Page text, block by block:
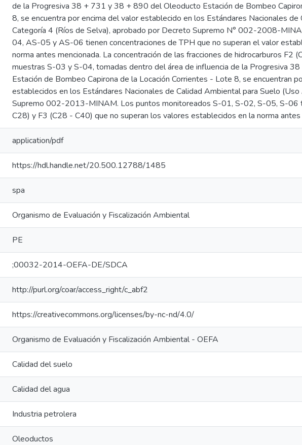
de la Progresiva 38 + 731 y 38 + 890 del Oleoducto Estación de Bombeo
8, se encuentra por encima del valor establecido en los Estándares Nacionales de
Categoría 4 (Ríos de Selva), aprobado por Decreto Supremo N° 002-2008-
04, AS-05 y AS-06 tienen concentraciones de TPH que no superan el valor
norma antes mencionada. La concentración de las fracciones de hidrocarburos
muestras S-03 y S-04, tomadas dentro del área de influencia de la Progresiva
Estación de Bombeo Capirona de la Locación Corrientes - Lote 8, se encuentran
establecidos en los Estándares Nacionales de Calidad Ambiental para Suelo
Supremo 002-2013-MINAM. Los puntos monitoreados S-01, S-02, S-05, S-06
C28) y F3 (C28 - C40) que no superan los valores establecidos en la norma antes
application/pdf
https://hdl.handle.net/20.500.12788/1485
spa
Organismo de Evaluación y Fiscalización Ambiental
PE
;00032-2014-OEFA-DE/SDCA
http://purl.org/coar/access_right/c_abf2
https://creativecommons.org/licenses/by-nc-nd/4.0/
Organismo de Evaluación y Fiscalización Ambiental - OEFA
Calidad del suelo
Calidad del agua
Industria petrolera
Oleoductos